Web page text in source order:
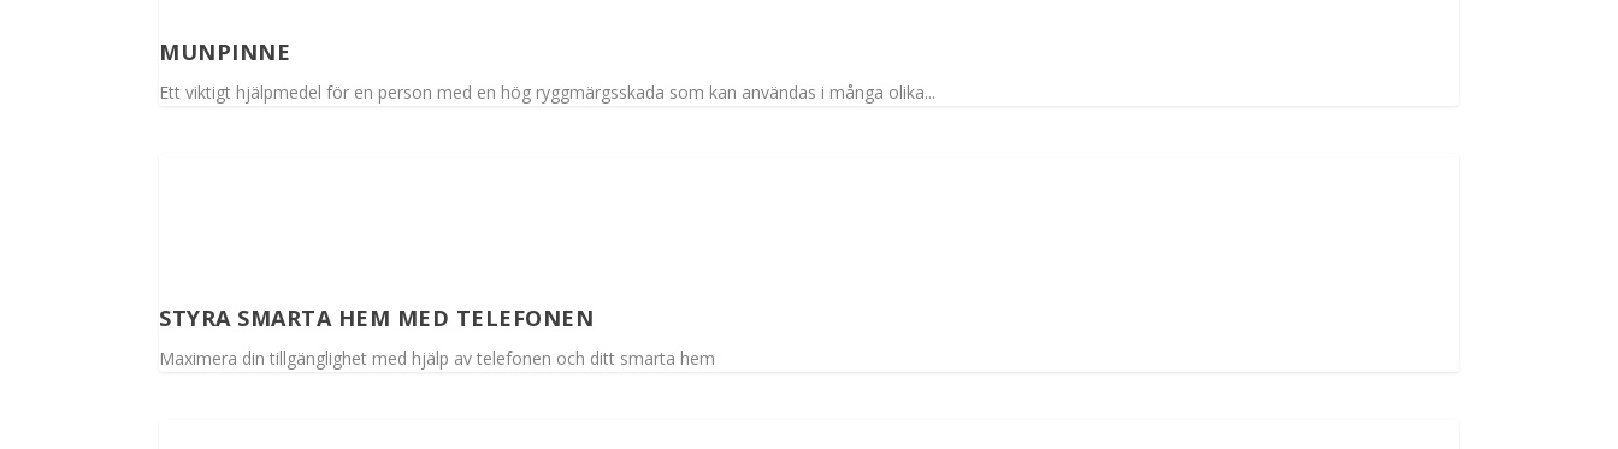
MUNPINNE
Ett viktigt hjälpmedel för en person med en hög ryggmärgsskada som kan användas i många olika...
STYRA SMARTA HEM MED TELEFONEN
Maximera din tillgänglighet med hjälp av telefonen och ditt smarta hem